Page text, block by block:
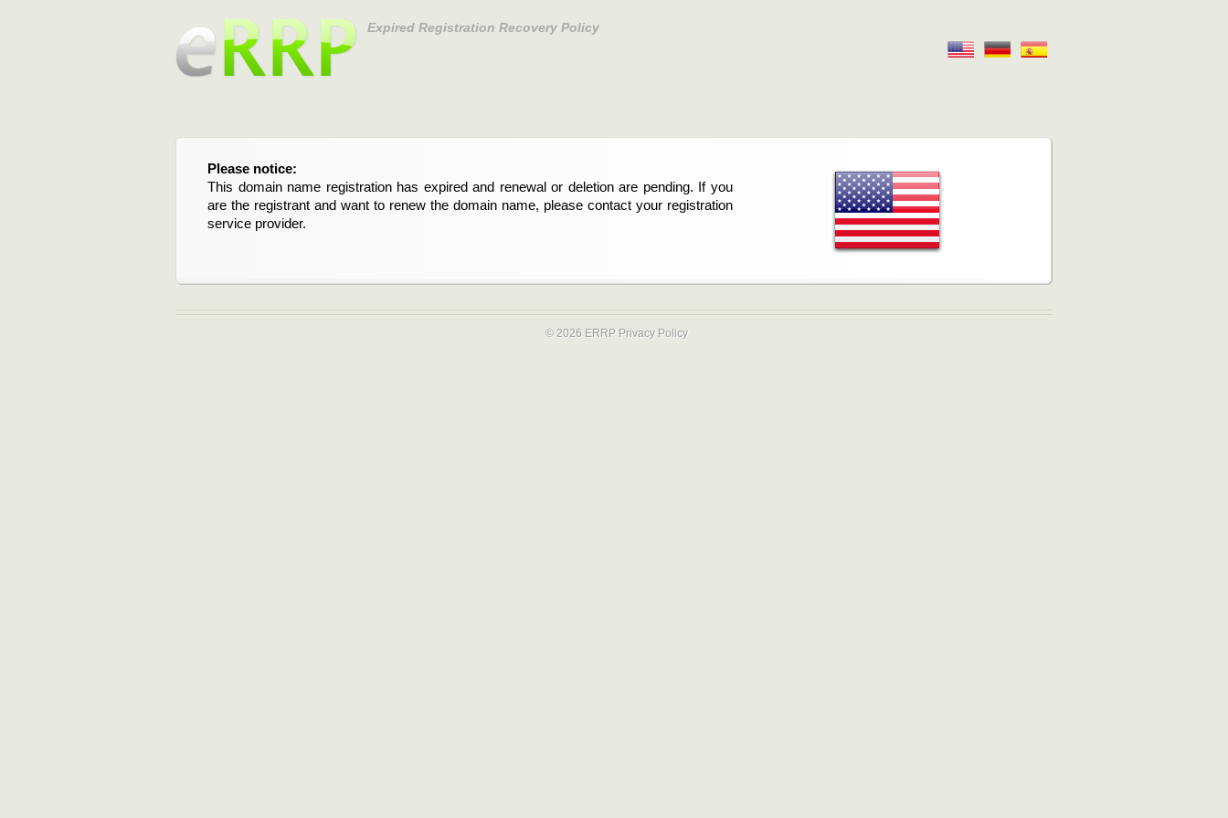
Expired Registration Recovery Policy
Please notice:
This domain name registration has expired and renewal or deletion are pending. If you
are the registrant and want to renew the domain name, please contact your registration
service provider.
Bitte beachten Sie:
Diese Domainregistrierung ist abgelaufen und die Verlängerung oder Löschung der
Domain stehen an. Wenn Sie der Registrant sind und die Domainregistrierung
verlängern möchten, kontaktieren Sie bitte Ihren Service-Provider.
© 2026 ERRP Privacy Policy